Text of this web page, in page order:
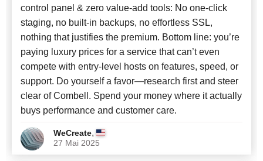
control panel & zero value-add tools: No one-click
staging, no built-in backups, no effortless SSL,
nothing that justifies the premium. Bottom line: you’re
paying luxury prices for a service that can’t even
compete with entry-level hosts on features, speed, or
support. Do yourself a favor—research first and steer
clear of Combell. Spend your money where it actually
buys performance and customer care.
WeCreate,
27 Mai 2025